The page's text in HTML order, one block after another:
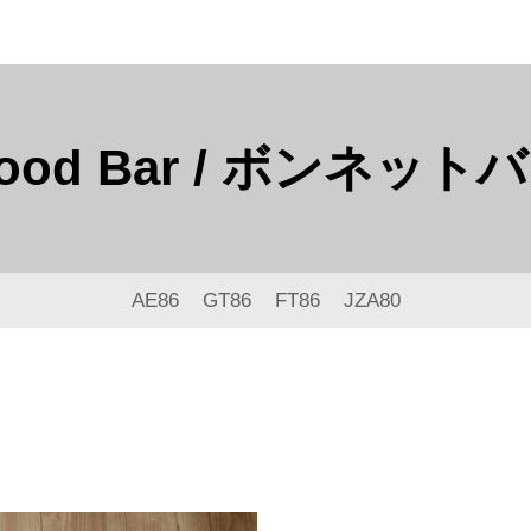
Bar / ボンネット
AE86 GT86 FT86 JZA80